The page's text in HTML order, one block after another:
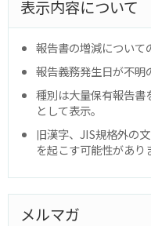
表示内容について
報告書の増減について
報告義務発生日が不明
種別は大量保有報告書
として表示。
旧漢字、JIS規格外の
を起こす可能性があり
メルマガ